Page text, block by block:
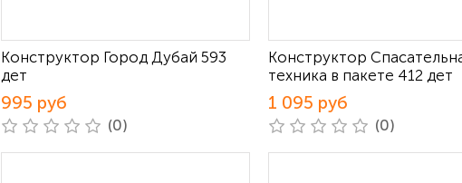
Конструктор Город Дубай 593
дет
995 руб
(0)
Конструктор
техника в пакете 412 дет
1 095 руб
(0)